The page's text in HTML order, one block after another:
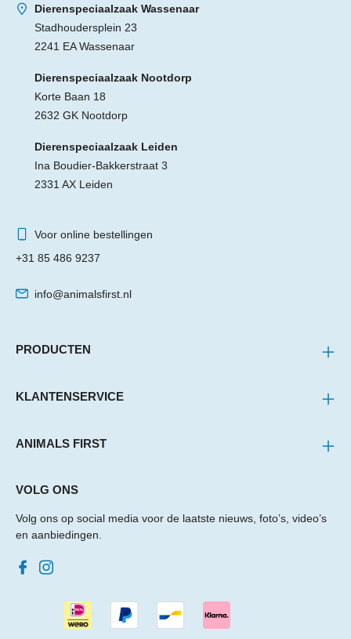
Dierenspeciaalzaak Wassenaar
Stadhoudersplein 23
2241 EA Wassenaar
Dierenspeciaalzaak Nootdorp
Korte Baan 18
2632 GK Nootdorp
Dierenspeciaalzaak Leiden
Ina Boudier-Bakkerstraat 3
2331 AX Leiden
Voor online bestellingen
+31 85 486 9237
info@animalsfirst.nl
PRODUCTEN
KLANTENSERVICE
ANIMALS FIRST
VOLG ONS
Volg ons op social media voor de laatste nieuws, foto’s, video’s
en aanbiedingen.